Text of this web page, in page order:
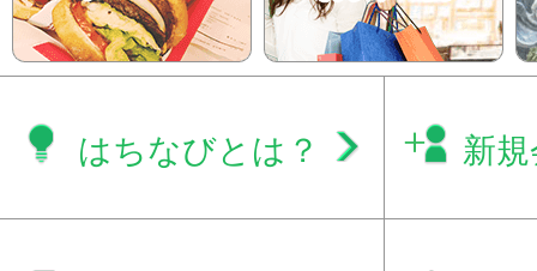
はちなびとは？ 新